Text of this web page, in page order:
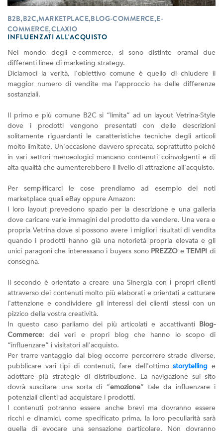
B2B,B2C,MARKETPLACE,BLOG-COMMERCE,E-
COMMERCE,CLAXIO
INFLUENZATI ALL'ACQUISTO
Nel mondo degli e-commerce, si sono distinte oramai due
differenti linee di marketing strategy.
Diciamoci la verità, l'obiettivo comune è quello di chiudere il
maggior numero di vendite ma l'approccio ha delle differenze
sostanziali.
Il primo e più comune B2C si “limita” ad un layout Vetrina-Style
dove i prodotti vengono presentati con delle descrizioni
solitamente riguardanti le caratteristiche tecniche degli articoli
molto limitate. Un'occasione davvero sprecata, soprattutto poiché
in vari settori merceologici mancano contenuti coinvolgenti e di
alta qualità che aumenterebbero il livello di attrazione all'acquisto.
Per semplificarci le cose prendiamo ad esempio dei noti
marketplace quali eBay oppure Amazon:
I loro layout prevedono spazio per la descrizione e una galleria
dove caricare varie immagini del prodotto da vendere. Una vera e
propria Vetrina dove si possono avere i migliori risultati di vendita
quando i prodotti hanno già una notorietà propria elevata e gli
unici paragoni che interessano i buyers sono PREZZO eTEMPI di
consegna.
Il secondo è orientato a creare una Sinergia con i propri clienti
attraverso dei contenuti molto più elaborati e orientati a catturare
l'attenzione e condividere gli interessi dei clienti stessi con un
pizzico della vostra creatività.
In questo caso parliamo dei più articolati e accattivanti Blog-
Commerce: dei veri e propri blog che hanno lo scopo di
“influenzare” i visitatori all'acquisto.
Per trarre vantaggio dal blog occorre percorrere strade diverse,
pubblicare vari tipi di contenuti, fare dell'ottimostorytelling e
adottare più strategie di distribuzione. La navigazione sul sito
dovrà suscitare una sorta di “emozione” tale da influenzare i
potenziali clienti ad acquistare i prodotti.
I contenuti potranno essere anche brevi ma dovranno essere
ricchi e dinamici, come specificato prima, la loro peculiarità sarà
quella di evocare una sensazione particolare. Non dovranno